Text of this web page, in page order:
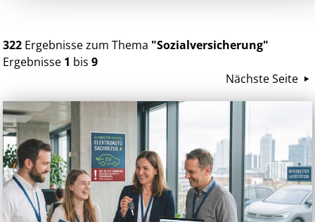
322 Ergebnisse zum Thema "Sozialversicherung"
Ergebnisse 1 bis9
Nächste Seite